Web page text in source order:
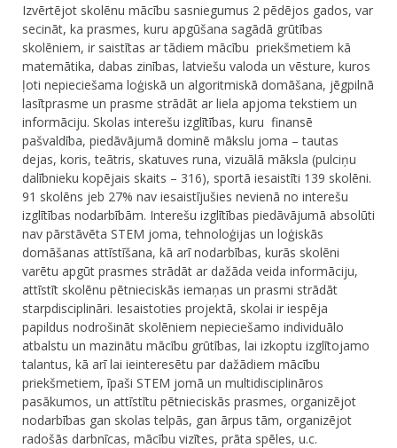
Izvērtējot skolēnu mācību sasniegumus 2 pēdējos gados, var
secināt, ka prasmes, kuru apgūšana sagādā grūtības
skolēniem, ir saistītas ar tādiem mācību priekšmetiem kā
matemātika, dabas zinības, latviešu valoda un vēsture, kuros
ļoti nepieciešama loģiskā un algoritmiskā domāšana, jēgpilnā
lasītprasme un prasme strādāt ar liela apjoma tekstiem un
informāciju. Skolas interešu izglītības, kuru finansē
pašvaldība, piedāvājumā dominē mākslu joma – tautas
dejas, koris, teātris, skatuves runa, vizuālā māksla (pulciņu
dalībnieku kopējais skaits – 316), sportā iesaistīti 139 skolēni.
91 skolēns jeb 27% nav iesaistījušies nevienā no interešu
izglītības nodarbībām. Interešu izglītības piedāvājumā absolūti
nav pārstāvēta STEM joma, tehnoloģijas un loģiskās
domāšanas attīstīšana, kā arī nodarbības, kurās skolēni
varētu apgūt prasmes strādāt ar dažāda veida informāciju,
attīstīt skolēnu pētnieciskās iemaņas un prasmi strādāt
starpdisciplināri. Iesaistoties projektā, skolai ir iespēja
papildus nodrošināt skolēniem nepieciešamo individuālo
atbalstu un mazinātu mācību grūtības, lai izkoptu izglītojamo
talantus, kā arī lai ieinteresētu par dažādiem mācību
priekšmetiem, īpaši STEM jomā un multidisciplināros
pasākumos, un attīstītu pētnieciskās prasmes, organizējot
nodarbības gan skolas telpās, gan ārpus tām, organizējot
radošās darbnīcas, mācību vizītes, prāta spēles, u.c.